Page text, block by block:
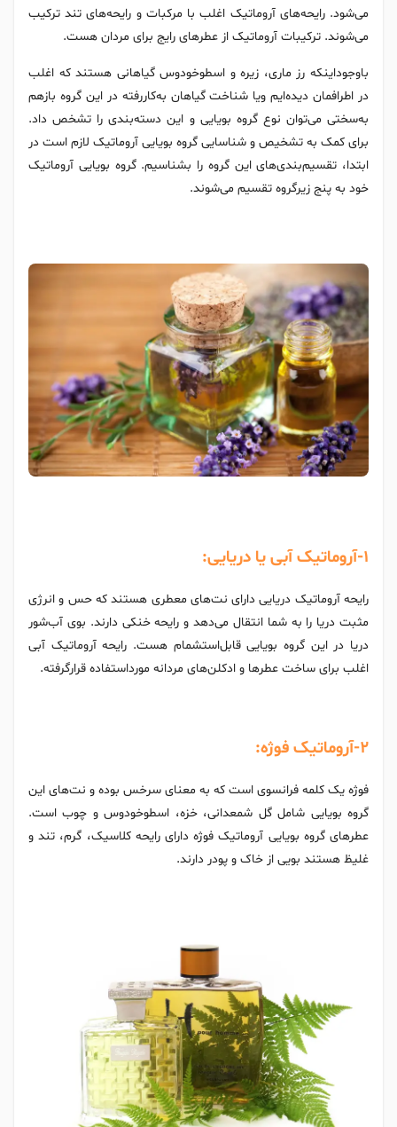
می‌شود. رایحه‌های آروماتیک اغلب با مرکبات و رایحه‌های تند ترکیب
می‌شوند. ترکیبات آروماتیک از عطرهای رایج برای مردان هست.
باوجوداینکه رز ماری، زیره و اسطوخودوس گیاهانی هستند که اغلب
در اطرافمان دیده‌ایم ویا شناخت گیاهان به‌کاررفته در این گروه بازهم
به‌سختی می‌توان نوع گروه بویایی و این دسته‌بندی را تشخص داد.
برای کمک به تشخیص و شناسایی گروه بویایی آروماتیک لازم است در
ابتدا، تقسیم‌بندی‌های این گروه را بشناسیم. گروه بویایی آروماتیک
خود به پنج زیرگروه تقسیم می‌شوند.
1-آروماتیک آبی یا دریایی:
رایحه آروماتیک دریایی دارای نت‌های معطری هستند که حس و انرژی
مثبت دریا را به شما انتقال می‌دهد و رایحه خنکی دارند. بوی آب‌شور
دریا در این گروه بویایی قابل‌استشمام هست. رایحه آروماتیک آبی
اغلب برای ساخت عطرها و ادکلن‌های مردانه مورداستفاده قرارگرفته.
2-آروماتیک فوژه:
فوژه یک کلمه فرانسوی است که به معنای سرخس بوده و نت‌های این
گروه بویایی شامل گل شمعدانی، خزه، اسطوخودوس و چوب است.
عطرهای گروه بویایی آروماتیک فوژه دارای رایحه کلاسیک، گرم، تند و
غلیظ هستند بویی از خاک و پودر دارند.